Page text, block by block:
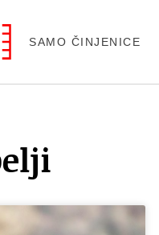
SAMO ČINJENICE